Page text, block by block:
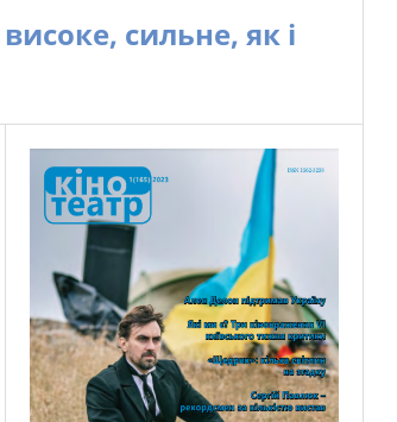
сильне, як і